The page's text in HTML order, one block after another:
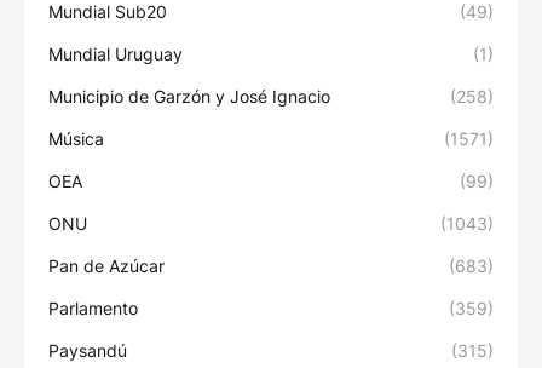
Mundial Sub20 (49)
Mundial Uruguay (1)
Municipio de Garzón y José Ignacio (258)
Música (1571)
OEA (99)
ONU (1043)
Pan de Azúcar (683)
Parlamento (359)
Paysandú (315)